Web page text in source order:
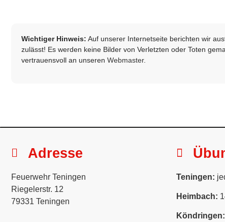
Wichtiger Hinweis: Auf unserer Internetseite berichten wir
zulässt! Es werden keine Bilder von Verletzten oder Toten
vertrauensvoll an unseren Webmaster.
Adresse
Feuerwehr Teningen
Riegelerstr. 12
79331 Teningen
Teningen:
Heimbach:
Köndringen: